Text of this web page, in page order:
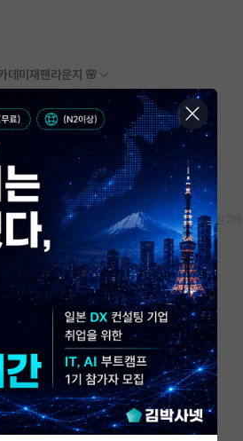
데미 재팬라운지 🌸
스크랩 신고